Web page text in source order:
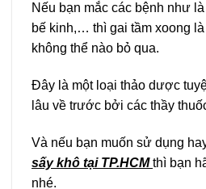
Nếu bạn mắc các bệnh như
bế kinh,… thì gai tầm xoong
không thể nào bỏ qua.
Đây là một loại thảo dược
lâu về trước bởi các thầy
Và nếu bạn muốn sử dụng
sấy khô tại TP.HCM thì bạn
nhé.